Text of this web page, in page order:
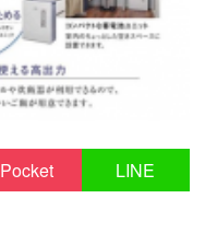
Pocket LINE